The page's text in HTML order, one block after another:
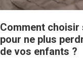
Comment
pour ne plus
de vos enfants ?